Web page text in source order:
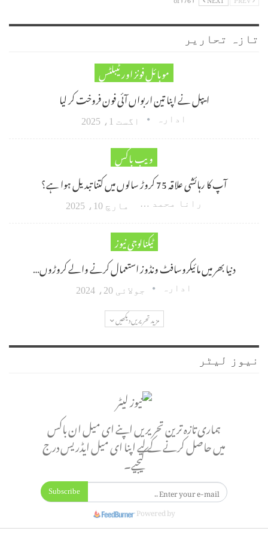
تازہ تحاریر
موبائل فونز اور ٹیبلٹس
ایپل نے اپنا تین اربواں آئی فون فروخت کر لیا
ادارہ اگست 1، 2025
ویب باکس
آپ کا رہائشی علاقہ 75 کروڑ سالوں میں کتنا تبدیل ہوا ہے؟
رانا محمد امین اکبر مارچ 10، 2025
ٹیکنالوجی نیوز
دنیا بھر میں مائیکروسافٹ ونڈوز استعمال کرنے والے کروڑوں…
ادارہ جولائی 20، 2024
مزید تحریریں دیکھیں
نیوز لیٹر
ہماری تازہ ترین تحریریں اپنے ای میل ان باکس
میں حاصل کرنے کے لیے اپنا ای میل ایڈریس درج
کیجیے۔
Subscribe
Powered by